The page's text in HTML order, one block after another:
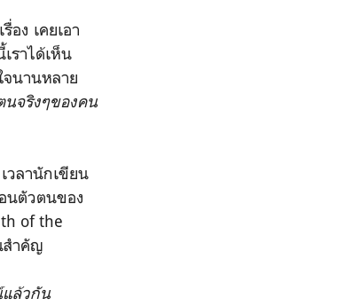
อง เคยเอา
ราได้เห็น
จนานหลาย
จริงๆของคน
วลานักเขียน
นตัวตนของ
of the
สำคัญ
แล้วกัน